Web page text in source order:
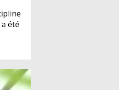
été